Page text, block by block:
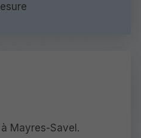
Mayres-Savel.